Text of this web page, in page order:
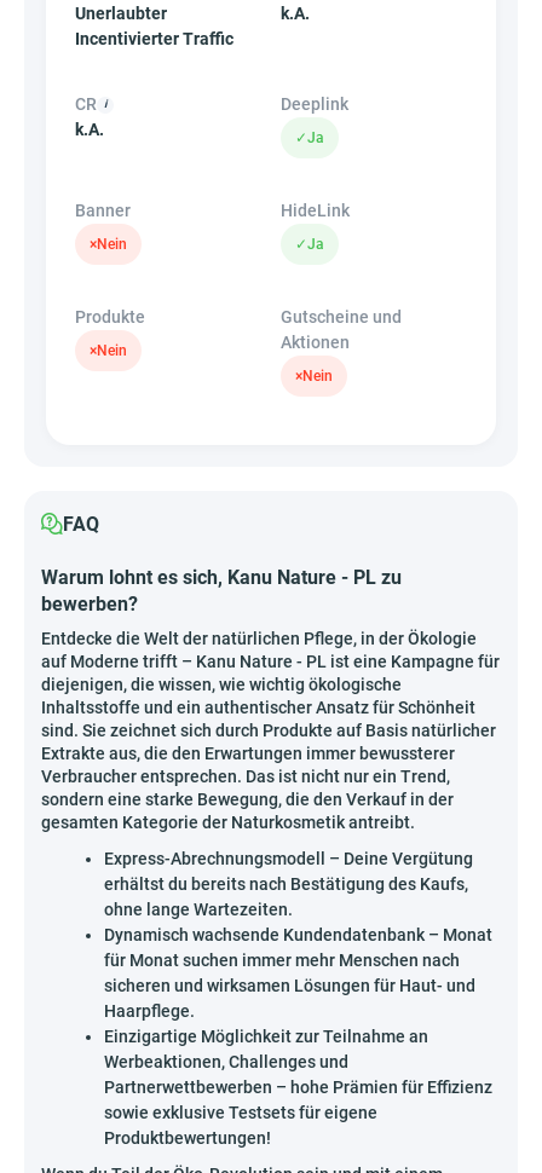
Unerlaubter
Incentivierter Traffic
k.A.
CR
k.A.
Deeplink
✓Ja
Banner
×Nein
HideLink
✓Ja
Produkte
×Nein
Gutscheine und
Aktionen
×Nein
FAQ
Warum lohnt es sich, Kanu Nature - PL zu
bewerben?
Entdecke die Welt der natürlichen Pflege, in der Ökologie
auf Moderne trifft – Kanu Nature - PL ist eine Kampagne für
diejenigen, die wissen, wie wichtig ökologische
Inhaltsstoffe und ein authentischer Ansatz für Schönheit
sind. Sie zeichnet sich durch Produkte auf Basis natürlicher
Extrakte aus, die den Erwartungen immer bewussterer
Verbraucher entsprechen. Das ist nicht nur ein Trend,
sondern eine starke Bewegung, die den Verkauf in der
gesamten Kategorie der Naturkosmetik antreibt.
Express-Abrechnungsmodell – Deine Vergütung
erhältst du bereits nach Bestätigung des Kaufs,
ohne lange Wartezeiten.
Dynamisch wachsende Kundendatenbank – Monat
für Monat suchen immer mehr Menschen nach
sicheren und wirksamen Lösungen für Haut- und
Haarpflege.
Einzigartige Möglichkeit zur Teilnahme an
Werbeaktionen, Challenges und
Partnerwettbewerben – hohe Prämien für Effizienz
sowie exklusive Testsets für eigene
Produktbewertungen!